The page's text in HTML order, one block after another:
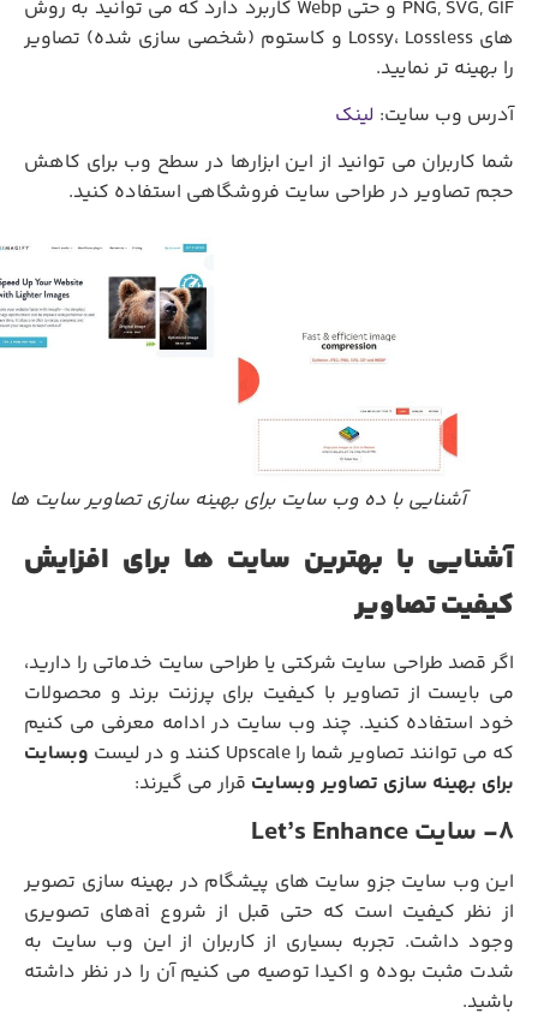
PNG, SVG, GIF و حتی Webp کاربرد دارد که می توانید به روش
های Lossy، Lossless و کاستوم (شخصی سازی شده) تصاویر
را بهینه تر نمایید.
آدرس وب سایت:لینک
شما کاربران می توانید از این ابزارها در سطح وب برای کاهش
حجم تصاویر در طراحی سایت فروشگاهی استفاده کنید.
آشنایی با ده وب سایت برای بهینه سازی تصاویر سایت ها
آشنایی با بهترین سایت ها برای افزایش
کیفیت تصاویر
اگر قصد طراحی سایت شرکتی یا طراحی سایت خدماتی را دارید،
می بایست از تصاویر با کیفیت برای پرزنت برند و محصولات
خود استفاده کنید. چند وب سایت در ادامه معرفی می کنیم
که می توانند تصاویر شما را Upscale کنند و در لیست
وبسایت
برای بهینه سازی تصاویر وبسایتقرار می گیرند:
این وب سایت جزو سایت های پیشگام در بهینه سازی تصویر
از نظر کیفیت است که حتی قبل از شروع aiهای تصویری
وجود داشت. تجربه بسیاری از کاربران از این وب سایت به
شدت مثبت بوده و اکیدا توصیه می کنیم آن را در نظر داشته
باشید.